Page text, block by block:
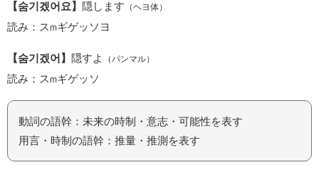
【숨기겠어요】 隠します （ヘヨ体）
読み：スmギゲッソヨ
【숨기겠어】 隠すよ （パンマル）
読み：スmギゲッソ
動詞の語幹：未来の時制・意志・可能性を表す
用言・時制の語幹：推量・推測を表す